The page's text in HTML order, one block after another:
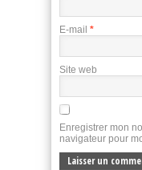
E-mail *
Site web
Enregistrer mon
navigateur pour